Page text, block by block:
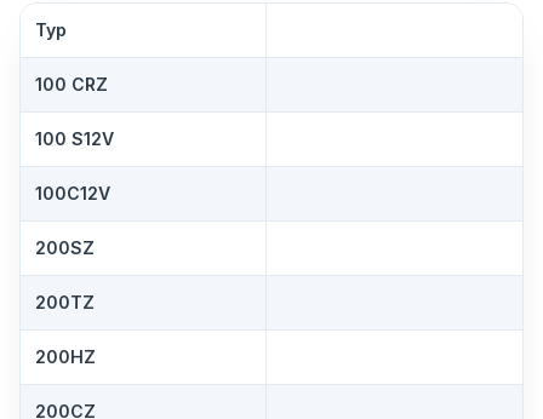
Typ
100 CRZ
100 S12V
100C12V
200SZ
200TZ
200HZ
200CZ